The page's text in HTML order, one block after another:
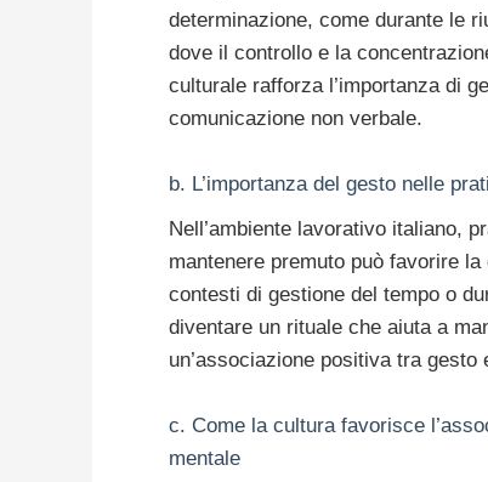
determinazione, come durante le
dove il controllo e la
culturale rafforza l’importanza di
comunicazione non verbale.
b. L’importanza del gesto nelle
Nell’ambiente lavorativo italiano,
mantenere premuto può favorire
contesti di gestione del tempo o
diventare un rituale che aiuta a
un’associazione positiva tra gesto
c. Come la cultura favorisce
mentale